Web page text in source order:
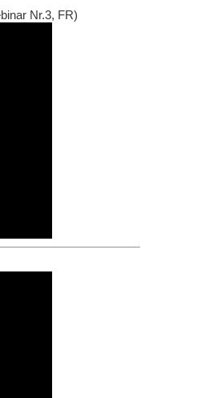
Nr.3, FR)